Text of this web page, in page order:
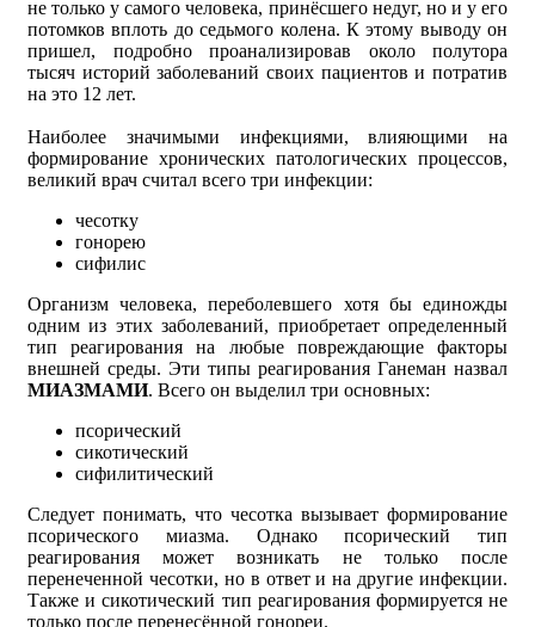
не только у самого человека, принёсшего недуг, но и у его
потомков вплоть до седьмого колена. К этому выводу он
пришел, подробно проанализировав около полутора
тысяч историй заболеваний своих пациентов и потратив
на это 12 лет.
Наиболее значимыми инфекциями, влияющими на
формирование хронических патологических процессов,
великий врач считал всего три инфекции:
чесотку
гонорею
сифилис
Организм человека, переболевшего хотя бы единожды
одним из этих заболеваний, приобретает определенный
тип реагирования на любые повреждающие факторы
внешней среды. Эти типы реагирования Ганеман назвал
МИАЗМАМИ. Всего он выделил три основных:
псорический
сикотический
сифилитический
Следует понимать, что чесотка вызывает формирование
псорического миазма. Однако псорический тип
реагирования может возникать не только после
перенеченной чесотки, но в ответ и на другие инфекции.
Также и сикотический тип реагирования формируется не
только после перенесённой гонореи.